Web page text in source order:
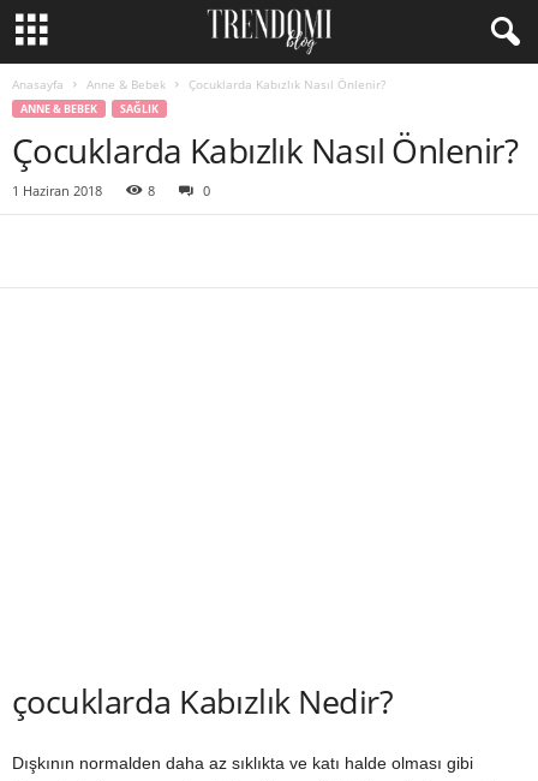
Anasayfa Anne & Bebek Çocuklarda Kabızlık Nasıl Önlenir?
ANNE & BEBEK SAĞLIK
Çocuklarda Kabızlık Nasıl Önlenir?
1 Haziran 2018 8 0
çocuklarda Kabızlık Nedir?
Dışkının normalden daha az sıklıkta ve katı halde olması gibi